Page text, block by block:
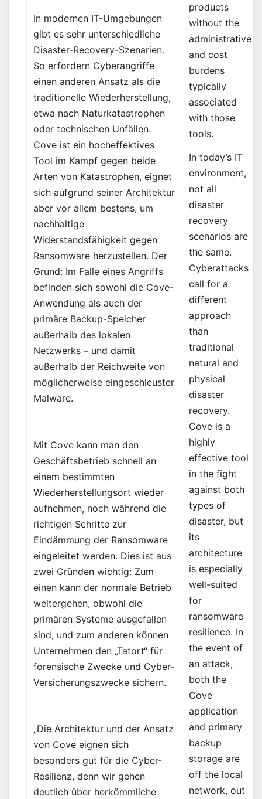
In modernen IT-Umgebungen
gibt es sehr unterschiedliche
Disaster-Recovery-Szenarien.
So erfordern Cyberangriffe
einen anderen Ansatz als die
traditionelle Wiederherstellung,
etwa nach Naturkatastrophen
oder technischen Unfällen.
Cove ist ein hocheffektives
Tool im Kampf gegen beide
Arten von Katastrophen, eignet
sich aufgrund seiner Architektur
aber vor allem bestens, um
nachhaltige
Widerstandsfähigkeit gegen
Ransomware herzustellen. Der
Grund: Im Falle eines Angriffs
befinden sich sowohl die Cove-
Anwendung als auch der
primäre Backup-Speicher
außerhalb des lokalen
Netzwerks – und damit
außerhalb der Reichweite von
möglicherweise eingeschleuster
Malware.
Mit Cove kann man den
Geschäftsbetrieb schnell an
einem bestimmten
Wiederherstellungsort wieder
aufnehmen, noch während die
richtigen Schritte zur
Eindämmung der Ransomware
eingeleitet werden. Dies ist aus
zwei Gründen wichtig: Zum
einen kann der normale Betrieb
weitergehen, obwohl die
primären Systeme ausgefallen
sind, und zum anderen können
Unternehmen den „Tatort“ für
forensische Zwecke und Cyber-
Versicherungszwecke sichern.
„Die Architektur und der Ansatz
von Cove eignen sich
besonders gut für die Cyber-
Resilienz, denn wir gehen
deutlich über herkömmliche
products
without the
administrative
and cost
burdens
typically
associated
with those
tools.
In today’s IT
environment,
not all
disaster
recovery
scenarios are
the same.
Cyberattacks
call for a
different
approach
than
traditional
natural and
physical
disaster
recovery.
Cove is a
highly
effective tool
in the fight
against both
types of
disaster, but
its
architecture
is especially
well-suited
for
ransomware
resilience. In
the event of
an attack,
both the
Cove
application
and primary
backup
storage are
off the local
network, out